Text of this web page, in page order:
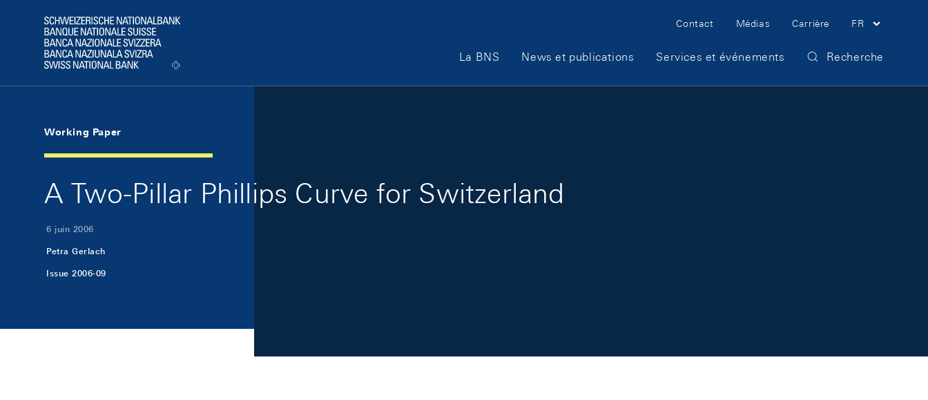
Logo
Meta Navigation
Contact Médias Carrière FR
Main Navigation
La BNS News et publications Services et événements Recherche
Working Paper
A Two-Pillar Phillips Curve for Switzerland
6 juin 2006
Petra Gerlach
Issue 2006-09